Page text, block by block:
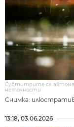
Снимка:
Субтитрите са
неточности.
13:18, 03.06.2026